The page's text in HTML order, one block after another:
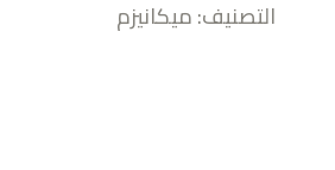
التصنيف: ميكانيزم